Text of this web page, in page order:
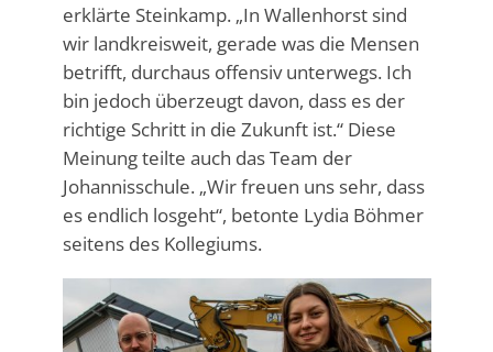
erklärte Steinkamp. „In Wallenhorst sind
wir landkreisweit, gerade was die Mensen
betrifft, durchaus offensiv unterwegs. Ich
bin jedoch überzeugt davon, dass es der
richtige Schritt in die Zukunft ist.“ Diese
Meinung teilte auch das Team der
Johannisschule. „Wir freuen uns sehr, dass
es endlich losgeht“, betonte Lydia Böhmer
seitens des Kollegiums.